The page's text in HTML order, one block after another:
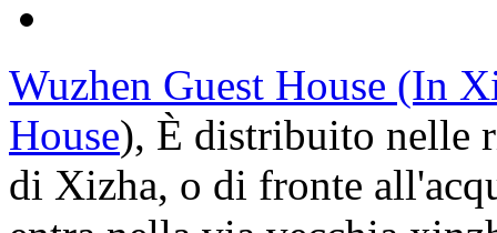
Wuzhen Guest House (In
House), È distribuito nelle
di Xizha, o di fronte